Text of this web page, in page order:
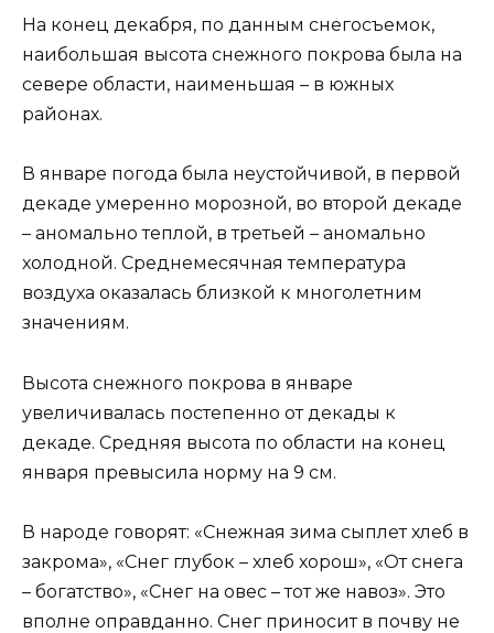
На конец декабря, по данным снегосъемок,
наибольшая высота снежного покрова была на
севере области, наименьшая – в южных
районах.
В январе погода была неустойчивой, в первой
декаде умеренно морозной, во второй декаде
– аномально теплой, в третьей – аномально
холодной. Среднемесячная температура
воздуха оказалась близкой к многолетним
значениям.
Высота снежного покрова в январе
увеличивалась постепенно от декады к
декаде. Средняя высота по области на конец
января превысила норму на 9 см.
В народе говорят: «Снежная зима сыплет хлеб в
закрома», «Снег глубок – хлеб хорош», «От снега
– богатство», «Снег на овес – тот же навоз». Это
вполне оправданно. Снег приносит в почву не